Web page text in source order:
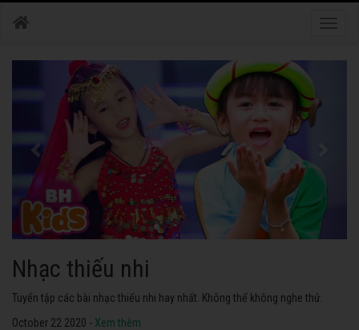
Nhạc thiếu nhi
Tuyển tập các bài nhạc thiếu nhi hay nhất. Không thể không nghe thử.
October 22 2020 - Xem thêm